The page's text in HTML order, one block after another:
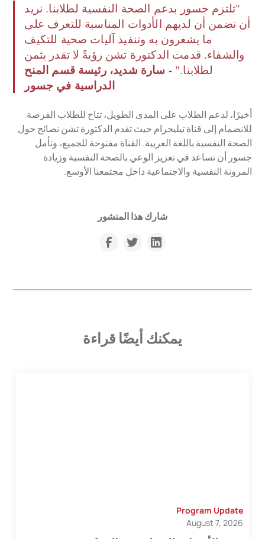
"تلتزم جسور بدعم الصحة النفسية لطلابنا. نريد
أن نضمن أن لديهم الأدوات المناسبة للتعرف على
ما يشعرون به وتنفيذ آليات صحية للتكيف
والشفاء. قدمت الدكتورة تشن رؤيةً لا تقدر بثمن
لطلابنا."- سارة شديد، رئيسة قسم المنح
الدراسية في جسور
أخيرًا، لدعم الطلاب على المدى الطويل، تتاح للطلاب الفرصة
للانضمام إلى قناة تيليجرام حيث تقدم الدكتورة تشن نصائح حول
الصحة النفسية باللغة العربية. القناة مفتوحة للجميع، وتأمل
جسور أن تساعد في تعزيز الوعي بالصحة النفسية وزيادة
المرونة النفسية والاجتماعية داخل مجتمعنا الأوسع.
شارك هذا المنشور
يمكنك أيضًا قراءة
Program Update
August 7, 2026